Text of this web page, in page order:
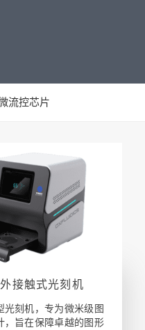
流控芯片
接触式光刻机
光刻机，专为微米级图
，旨在保障卓越的图形